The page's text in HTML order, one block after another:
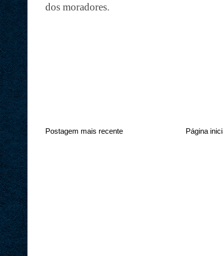
dos moradores.
Postagem mais recente Página